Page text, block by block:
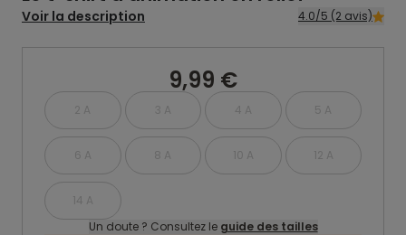
Voir la description 4.0/5 (2 avis)
9,99 €
2 A 3 A 4 A 5 A
6 A 8 A 10 A 12 A
14 A
Un doute ? Consultez le guide des tailles